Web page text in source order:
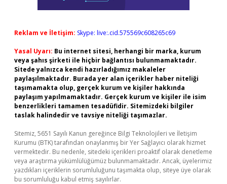
Reklam ve İletişim: Skype: live:.cid.575569c608265c69
Yasal Uyarı: Bu internet sitesi, herhangi bir marka, kurum
veya şahıs şirketi ile hiçbir bağlantısı bulunmamaktadır.
Sitede yalnızca kendi hazırladığımız makaleler
paylaşılmaktadır. Burada yer alan içerikler haber niteliği
taşımamakta olup, gerçek kurum ve kişiler hakkında
paylaşım yapılmamaktadır. Gerçek kurum ve kişiler ile isim
benzerlikleri tamamen tesadüfidir. Sitemizdeki bilgiler
taslak halindedir ve tavsiye niteliği taşımazlar.
Sitemiz, 5651 Sayılı Kanun gereğince Bilgi Teknolojileri ve İletişim
Kurumu (BTK) tarafından onaylanmış bir Yer Sağlayıcı olarak hizmet
vermektedir. Bu nedenle, sitedeki içerikleri proaktif olarak denetleme
veya araştırma yükümlülüğümüz bulunmamaktadır. Ancak, üyelerimiz
yazdıkları içeriklerin sorumluluğunu taşımakta olup, siteye üye olarak
bu sorumluluğu kabul etmiş sayılırlar.